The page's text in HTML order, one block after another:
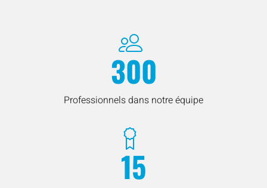
300
Professionnels dans notre équipe
15